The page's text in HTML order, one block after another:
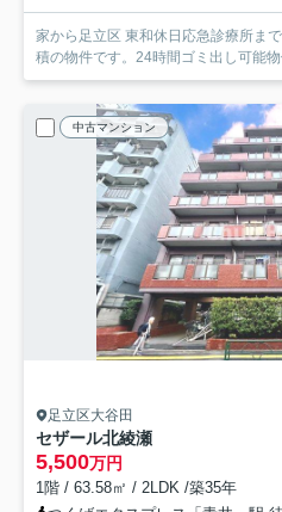
家から足立区 東和休日応急診療所ま
積の物件です。24時間ゴミ出し可能
中古マンション
足立区大谷田
セザール北綾瀬
5,500万円
1階 / 63.58㎡ / 2LDK /築35年